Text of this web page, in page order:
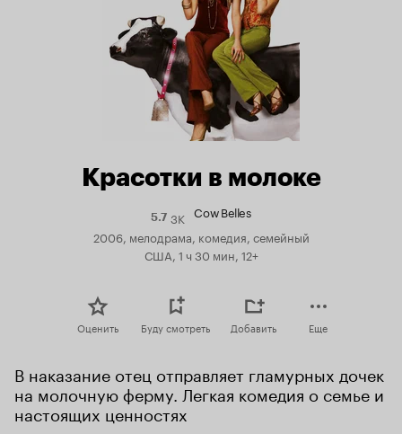
Красотки в молоке
5.7Рейтинг
5.7
3K Cow Belles
2006, мелодрама, комедия, семейный
США, 1 ч 30 мин, 12+
Оценить Буду смотреть Добавить Еще
В наказание отец отправляет гламурных дочек
на молочную ферму. Легкая комедия о семье и
настоящих ценностях